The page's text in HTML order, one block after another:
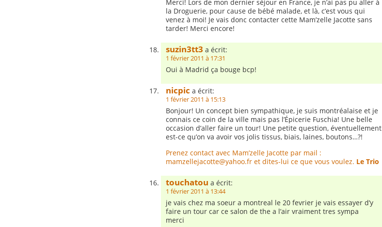
Merci! Lors de mon dernier séjour en France, je n’ai pas pu aller à
la Droguerie, pour cause de bébé malade, et là, c’est vous qui
venez à moi! Je vais donc contacter cette Mam’zelle Jacotte sans
tarder! Merci encore!
suzin3tt3 a écrit:
1 février 2011 à 17:31
Oui à Madrid ça bouge bcp!
nicpic a écrit:
1 février 2011 à 15:13
Bonjour! Un concept bien sympathique, je suis montréalaise et je
connais ce coin de la ville mais pas l’Épicerie Fuschia! Une belle
occasion d’aller faire un tour! Une petite question, éventuellement
est-ce qu’on va avoir vos jolis tissus, biais, laines, boutons…?!
Prenez contact avec Mam’zelle Jacotte par mail :
mamzellejacotte@yahoo.fr et dites-lui ce que vous voulez. Le Trio
touchatou a écrit:
1 février 2011 à 13:44
je vais chez ma soeur a montreal le 20 fevrier je vais essayer d’y
faire un tour car ce salon de the a l’air vraiment tres sympa
merci